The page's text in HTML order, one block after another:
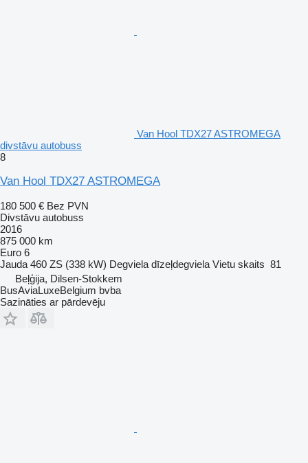
Van Hool TDX27 ASTROMEGA
divstāvu autobuss
8
Van Hool TDX27 ASTROMEGA
180 500 € Bez PVN
Divstāvu autobuss
2016
875 000 km
Euro 6
Jauda 460 ZS (338 kW) Degviela dīzeļdegviela Vietu skaits 81
Beļģija, Dilsen-Stokkem
BusAviaLuxeBelgium bvba
Sazināties ar pārdevēju